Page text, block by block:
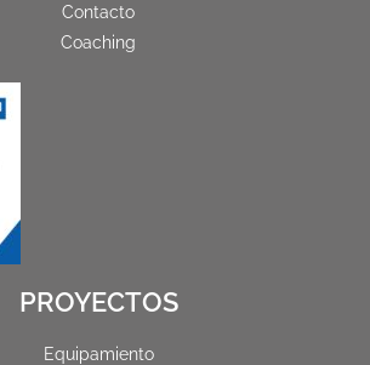
PROYECTOS
Equipamiento
Contacto
Coaching